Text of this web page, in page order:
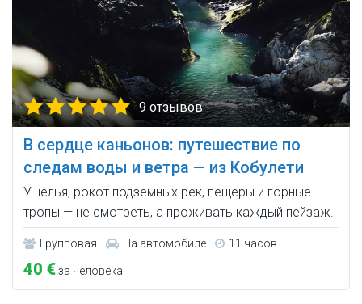
9 отзывов
В сердце каньонов: путешествие по
следам воды и ветра — из Кобулети
Ущелья, рокот подземных рек, пещеры и горные
тропы — не смотреть, а проживать каждый пейзаж.
Групповая На автомобиле 11 часов
40 €за человека